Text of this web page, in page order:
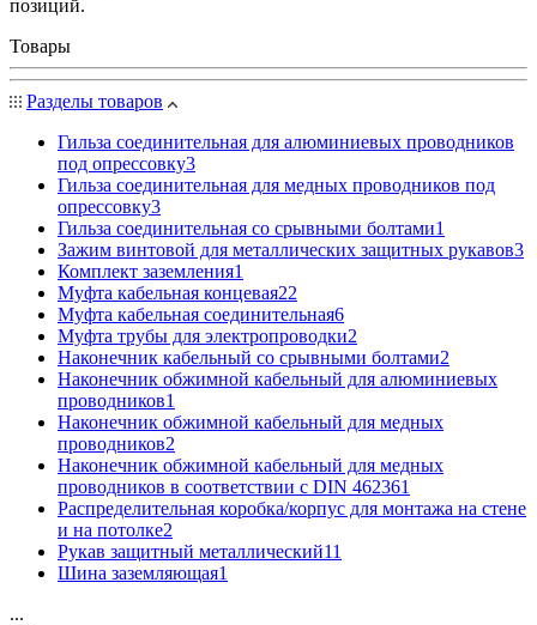
позиций.
Товары
Разделы товаров
Гильза соединительная для алюминиевых проводников
под опрессовку3
Гильза соединительная для медных проводников под
опрессовку3
Гильза соединительная со срывными болтами1
Зажим винтовой для металлических защитных рукавов3
Комплект заземления1
Муфта кабельная концевая22
Муфта кабельная соединительная6
Муфта трубы для электропроводки2
Наконечник кабельный со срывными болтами2
Наконечник обжимной кабельный для алюминиевых
проводников1
Наконечник обжимной кабельный для медных
проводников2
Наконечник обжимной кабельный для медных
проводников в соответствии с DIN 462361
Распределительная коробка/корпус для монтажа на стене
и на потолке2
Рукав защитный металлический11
Шина заземляющая1
...